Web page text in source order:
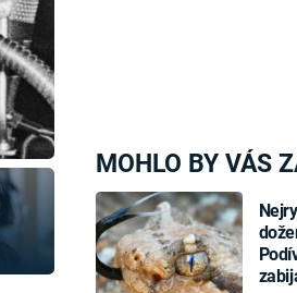
MOHLO BY VÁS